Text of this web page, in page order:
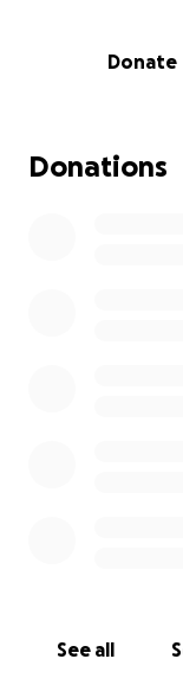
masticar cosas
médica tomo
radiaciones , no
Donate
Donations
See all